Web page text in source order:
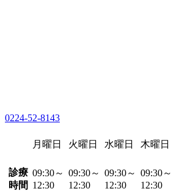
0224-52-8143
月曜日 火曜日 水曜日 木曜日
診療
時間
09:30～
12:30
09:30～
12:30
09:30～
12:30
09:30～
12:30